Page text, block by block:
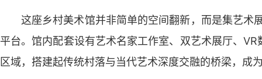
这座乡村美术馆并非简单的空间翻新，而是集艺术
平台。馆内配套设有艺术名家工作室、双艺术展厅、
区域，搭建起传统村落与当代艺术深度交融的桥梁，成